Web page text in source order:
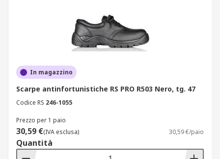
In magazzino
Scarpe antinfortunistiche RS PRO R503 Nero, tg. 47
Codice RS 246-1055
Prezzo per 1 paio
30,59 €(IVA esclusa) 30,59 €/paio
Quantità